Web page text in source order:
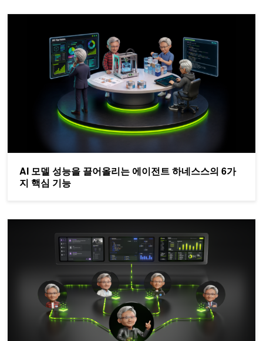
AI 모델 성능을 끌어올리는 에이전트 하네스스의 6가
지 핵심 기능
AI 모델 성능을 끌어올리는 에이전트 하네스스의 6가지 핵심 기능